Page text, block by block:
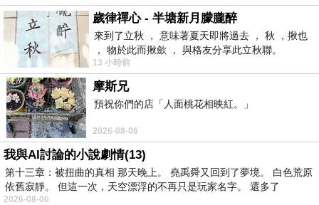
歲律禪心 - 半塘新月朦朧醉
來到了立秋 ， 意味著夏天即將過去 ， 秋 ，揪也
， 物於此而揪歛 ， 與格友分享此立秋聯。
13 小時前
摩斯兄
預祝你們的店「人面桃花相映紅。」
2026-08-06
我與AI討論的小說劇情(13)
第十三章：被扭曲的真相 那天晚上。 堯禹舜又回到了夢境。 白色荒原
依舊寂靜。 但這一次，天空漂浮的不再只是玩家名字。 還多了
2026-08-06